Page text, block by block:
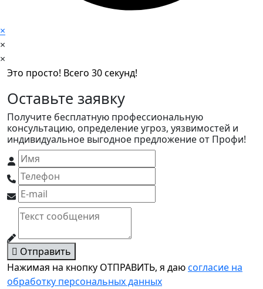
×
×
×
Это просто! Всего 30 секунд!
Оставьте заявку
Получите бесплатную профессиональную
консультацию, определение угроз, уязвимостей и
индивидуальное выгодное предложение от Профи!
Отправить
Нажимая на кнопку ОТПРАВИТЬ, я даюсогласие на
обработку персональных данных